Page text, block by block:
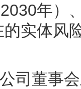
年）
的实体
司董事